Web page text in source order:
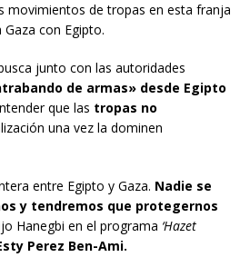
movimientos de tropas en esta franja
con Egipto.
junto con las autoridades
de armas» desde Egipto
que las tropas no
una vez la dominen
entre Egipto y Gaza. Nadie se
y tendremos que protegernos
Hanegbi en el programa ‘Hazet
Perez Ben-Ami.